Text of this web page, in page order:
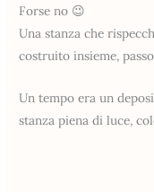
Forse no 😉
Una stanza che
costruito insieme,
Un tempo era un
stanza piena di luce,